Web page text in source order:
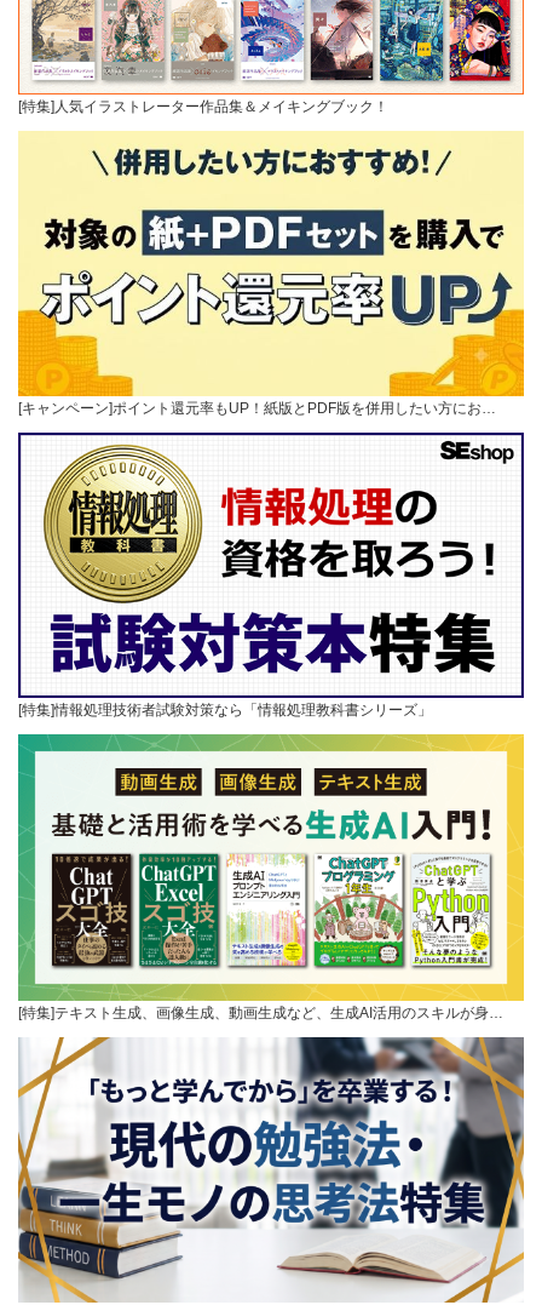
[特集]人気イラストレーター作品集＆メイキングブック！
[キャンペーン]ポイント還元率もUP！紙版とPDF版を併用したい方にお…
[特集]情報処理技術者試験対策なら「情報処理教科書シリーズ」
[特集]テキスト生成、画像生成、動画生成など、生成AI活用のスキルが身…